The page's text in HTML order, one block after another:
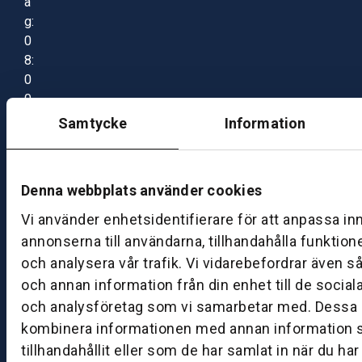
Samtycke Information
Denna webbplats använder cookies
Vi använder enhetsidentifierare för att anpassa
annonserna till användarna, tillhandahålla
och analysera vår trafik. Vi vidarebefordrar även
och annan information från din enhet till de
och analysföretag som vi samarbetar med. Dessa
kombinera informationen med annan information
tillhandahållit eller som de har samlat in när du
g:
0
8:
0
0
0
B
ut
ik
S
k
ö